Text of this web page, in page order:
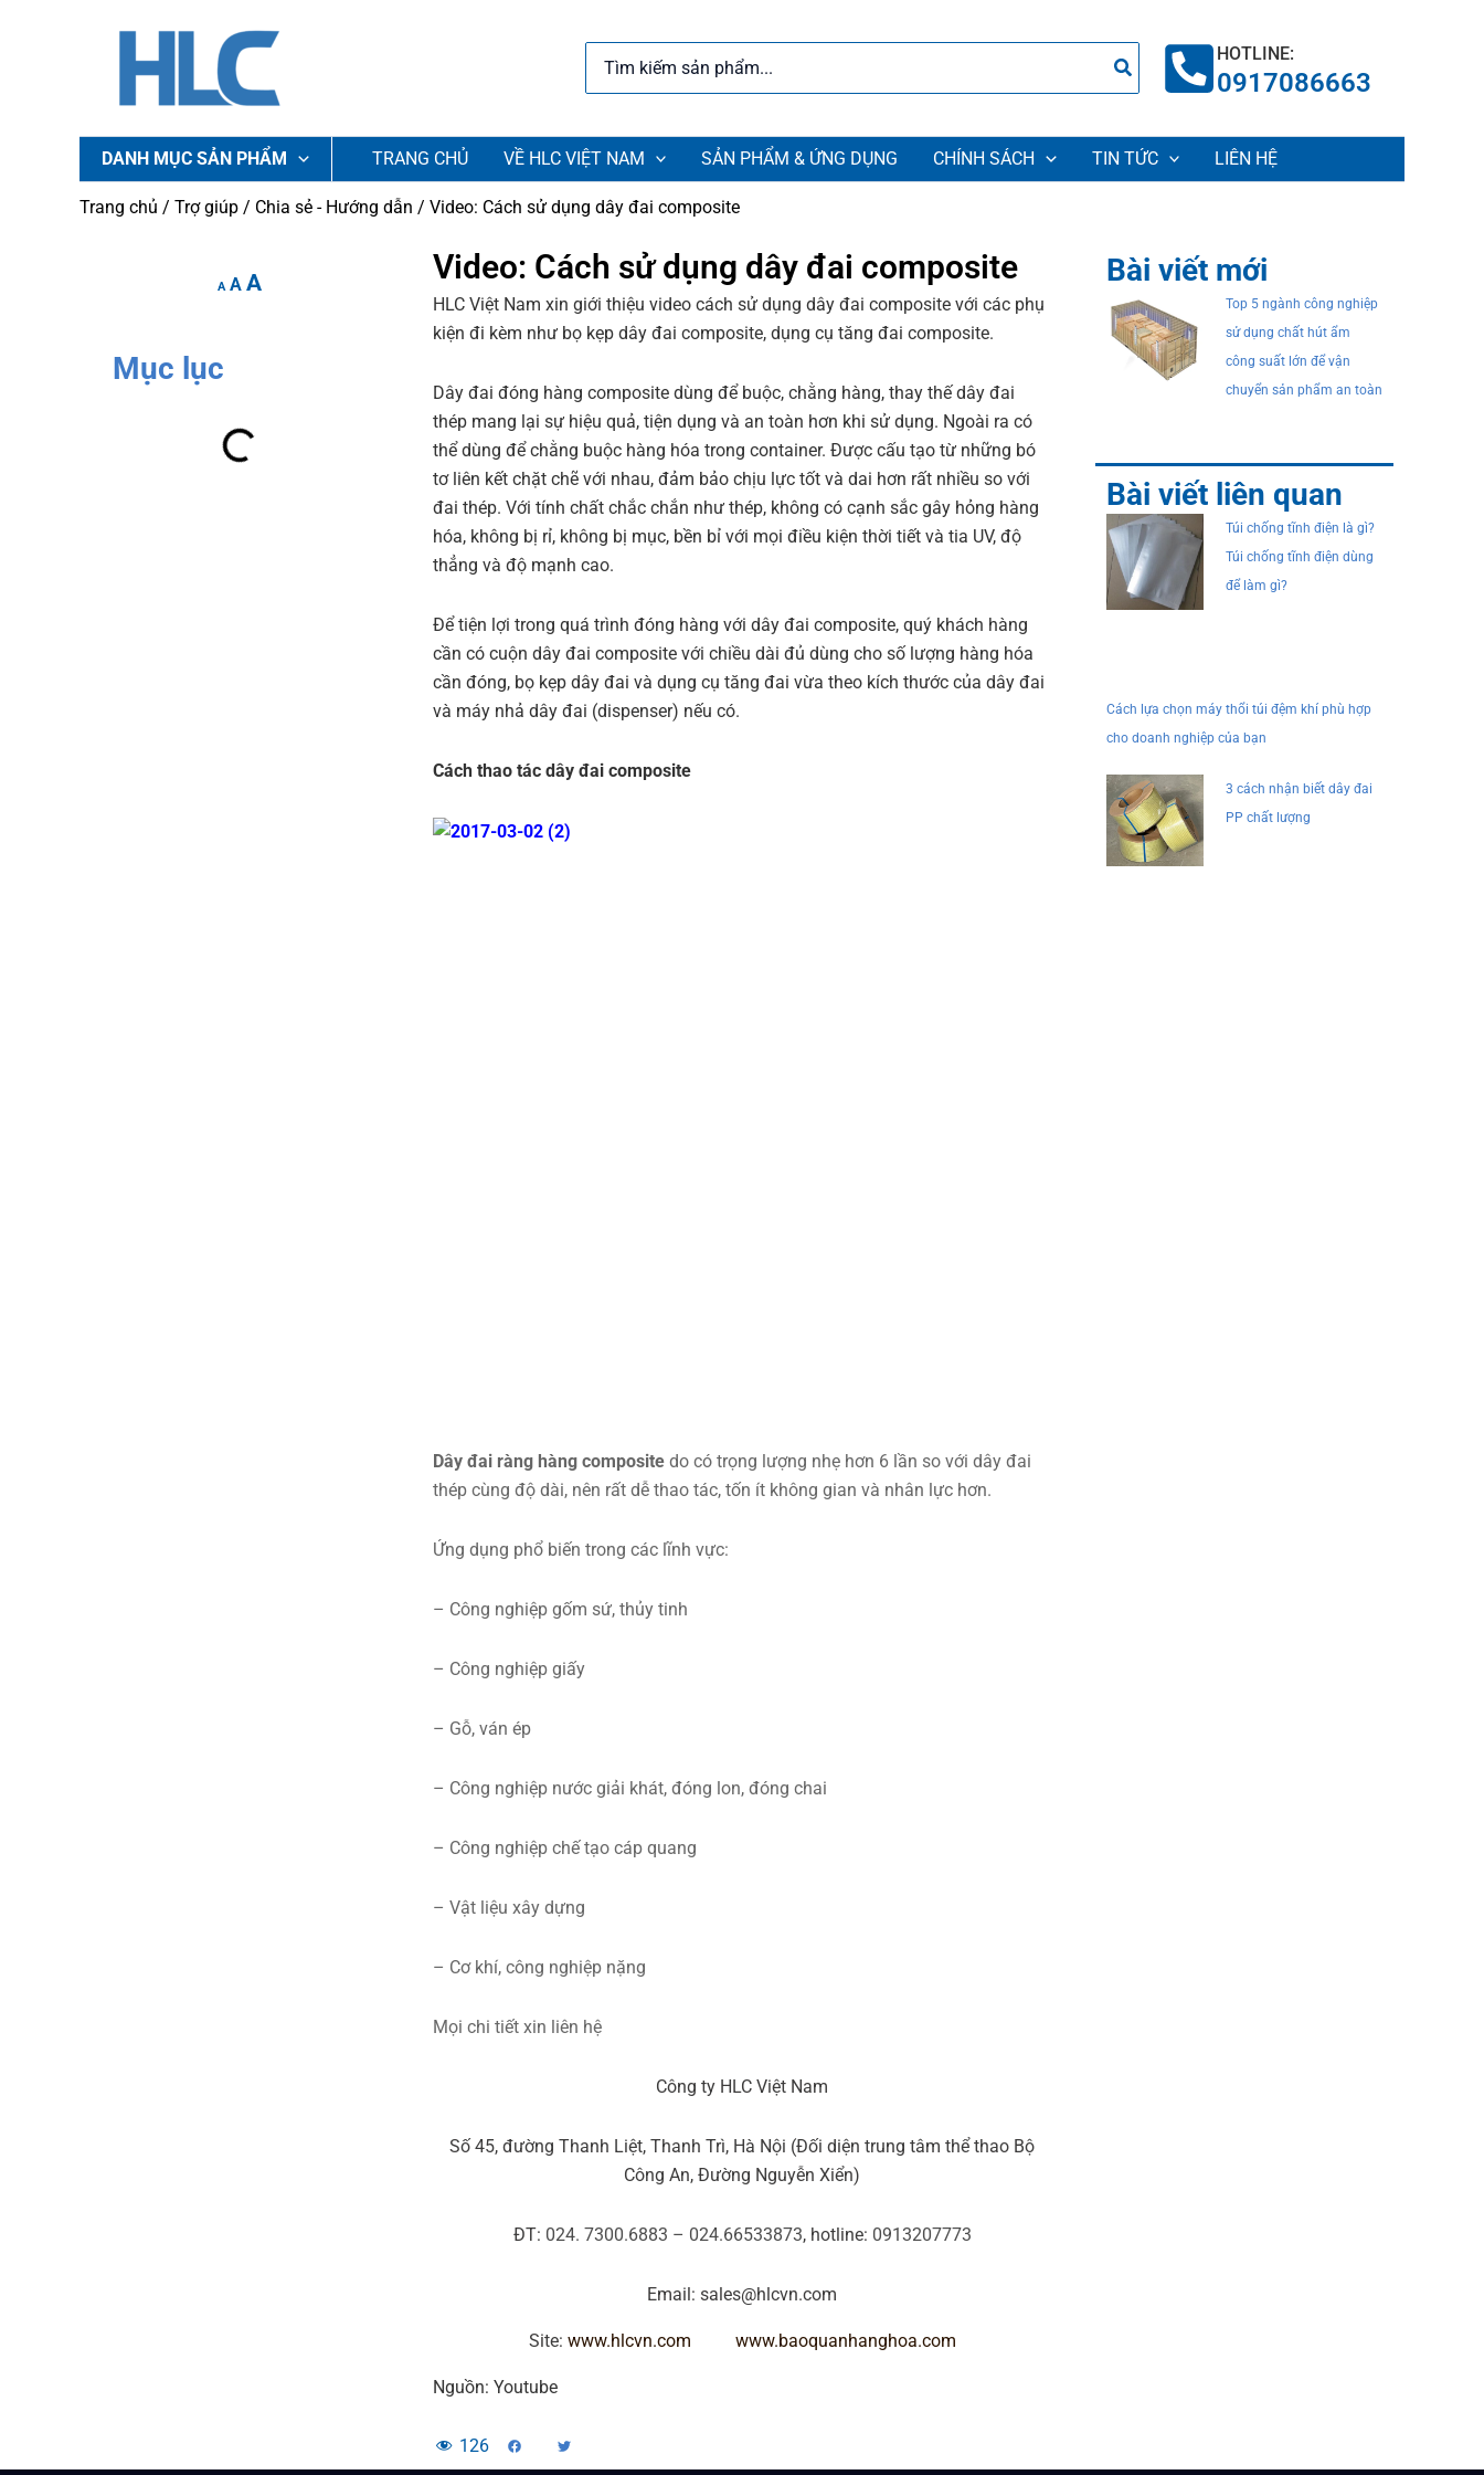
for:
HOTLINE:
0917086663
DANH MỤC SẢN PHẨM TRANG CHỦ VỀ HLC VIỆT NAM SẢN PHẨM & ỨNG DỤNG CHÍNH SÁCH TIN TỨC LIÊN HỆ
Trang chủ / Trợ giúp / Chia sẻ - Hướng dẫn / Video: Cách sử dụng dây đai composite
Afont
Afont
Afont
Mục lục
Video: Cách sử dụng dây đai composite
HLC Việt Nam xin giới thiệu video cách sử dụng dây đai composite với các phụ
kiện đi kèm như bọ kẹp dây đai composite, dụng cụ tăng đai composite.
Dây đai đóng hàng composite dùng để buộc, chằng hàng, thay thế dây đai
thép mang lại sự hiệu quả, tiện dụng và an toàn hơn khi sử dụng. Ngoài ra có
thể dùng để chằng buộc hàng hóa trong container. Được cấu tạo từ những bó
tơ liên kết chặt chẽ với nhau, đảm bảo chịu lực tốt và dai hơn rất nhiều so với
đai thép. Với tính chất chắc chắn như thép, không có cạnh sắc gây hỏng hàng
hóa, không bị rỉ, không bị mục, bền bỉ với mọi điều kiện thời tiết và tia UV, độ
thẳng và độ mạnh cao.
Để tiện lợi trong quá trình đóng hàng với dây đai composite, quý khách hàng
cần có cuộn dây đai composite với chiều dài đủ dùng cho số lượng hàng hóa
cần đóng, bọ kẹp dây đai và dụng cụ tăng đai vừa theo kích thước của dây đai
và máy nhả dây đai (dispenser) nếu có.
Cách thao tác dây đai composite
Dây đai ràng hàng composite do có trọng lượng nhẹ hơn 6 lần so với dây đai
thép cùng độ dài, nên rất dễ thao tác, tốn ít không gian và nhân lực hơn.
Ứng dụng phổ biến trong các lĩnh vực:
– Công nghiệp gốm sứ, thủy tinh
– Công nghiệp giấy
– Gỗ, ván ép
– Công nghiệp nước giải khát, đóng lon, đóng chai
– Công nghiệp chế tạo cáp quang
– Vật liệu xây dựng
– Cơ khí, công nghiệp nặng
Mọi chi tiết xin liên hệ
Công ty HLC Việt Nam
Số 45, đường Thanh Liệt, Thanh Trì, Hà Nội (Đối diện trung tâm thể thao Bộ
Công An, Đường Nguyễn Xiển)
ĐT: 024. 7300.6883 – 024.66533873, hotline: 0913207773
Email: sales@hlcvn.com
Site: www.hlcvn.com www.baoquanhanghoa.com
Nguồn: Youtube
126
Bài viết mới
Top 5 ngành công nghiệp
sử dụng chất hút ẩm
công suất lớn để vận
chuyển sản phẩm an toàn
Bài viết liên quan
Túi chống tĩnh điện là gì?
Túi chống tĩnh điện dùng
để làm gì?
Cách lựa chọn máy thổi túi đệm khí phù hợp
cho doanh nghiệp của bạn
3 cách nhận biết dây đai
PP chất lượng